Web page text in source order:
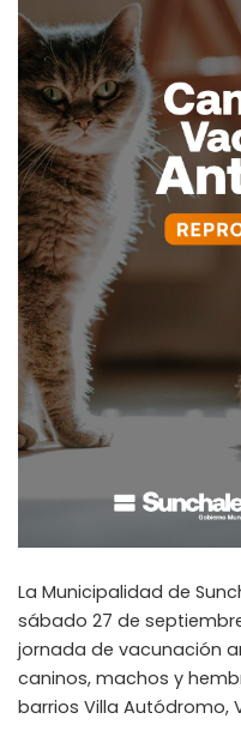
La Municipalidad de
sábado 27 de
jornada de vacunación
caninos, machos y
barrios Villa Autódromo,